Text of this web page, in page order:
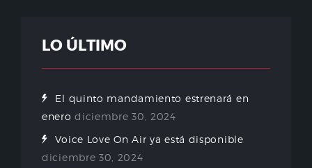
LO ÚLTIMO
El quinto mandamiento estrenará en
enero diciembre 30, 2024
Voice Love On Air ya está disponible
diciembre 30, 2024